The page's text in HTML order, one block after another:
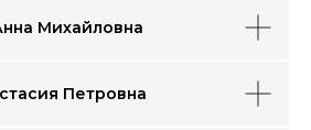
Михайловна
Петровна